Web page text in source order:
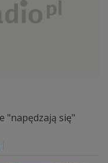
"napędzają się"